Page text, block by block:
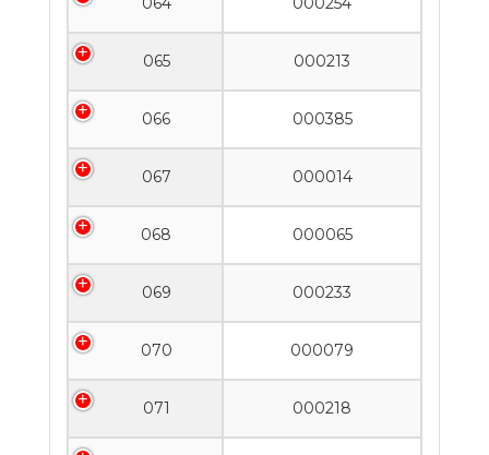
065 000213
066 000385
067 000014
068 000065
069 000233
070 000079
071 000218